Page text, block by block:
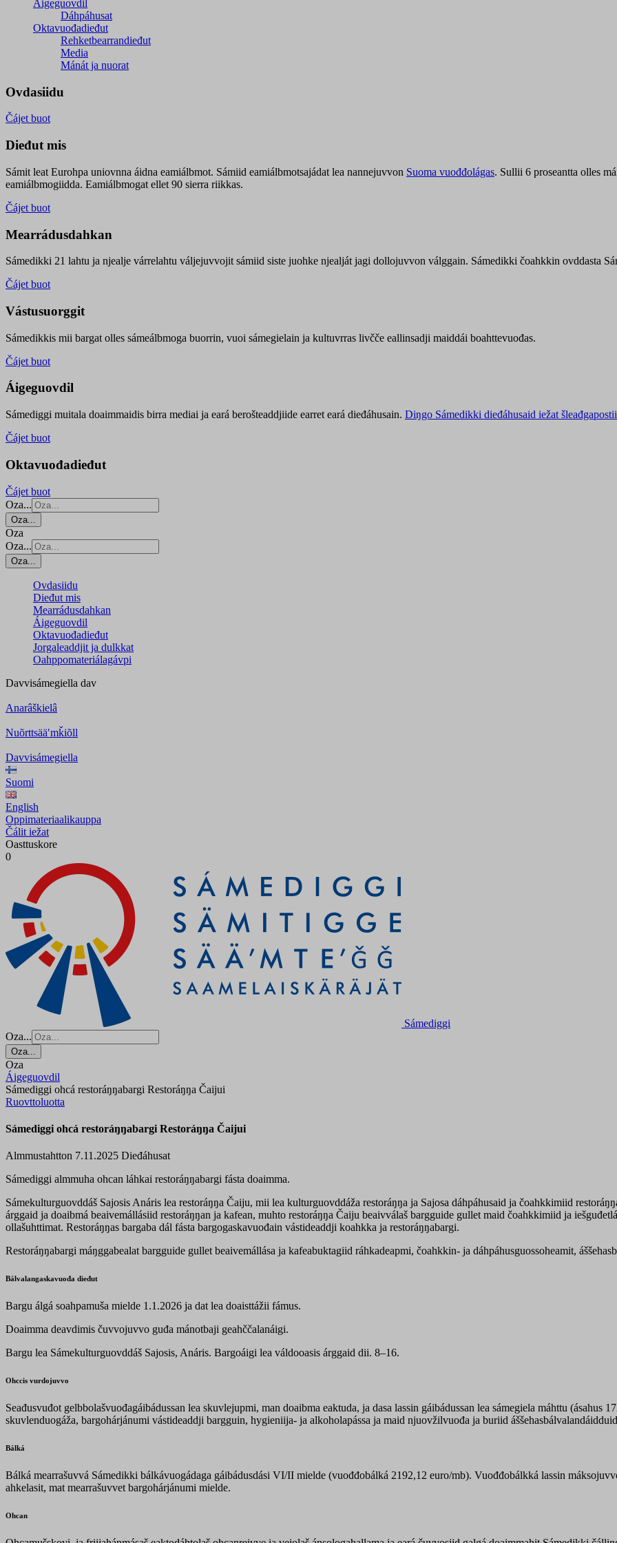
Áigeguovdil
Dáhpáhusat
Oktavuođadieđut
Rehketbearrandieđut
Media
Mánát ja nuorat
Ovdasiidu
Čájet buot
Dieđut mis
Sámit leat Eurohpa uniovnna áidna eamiálbmot. Sámiid eamiálbmotsajádat lea nannejuvvon Suoma vuođđolágas. Sullii 6 proseantta olles
eamiálbmogiidda. Eamiálbmogat ellet 90 sierra riikkas.
Čájet buot
Mearrádusdahkan
Sámedikki 21 lahtu ja njealje várrelahtu váljejuvvojit sámiid siste juohke njealját jagi dollojuvvon válggain. Sámedikki čoahkkin ovddasta
Čájet buot
Vástusuorggit
Sámedikkis mii bargat olles sámeálbmoga buorrin, vuoi sámegielain ja kultuvrras livčče eallinsadji maiddái boahttevuođas.
Čájet buot
Áigeguovdil
Sámediggi muitala doaimmaidis birra mediai ja eará berošteaddjiide earret eará dieđáhusain. Diŋgo Sámedikki dieđáhusaid iežat šleađgapostii
Čájet buot
Oktavuođadieđut
Čájet buot
Oza...
Oza...
Oza
Oza...
Oza...
Ovdasiidu
Dieđut mis
Mearrádusdahkan
Áigeguovdil
Oktavuođadieđut
Jorgaleaddjit ja dulkkat
Oahppomateriálagávpi
Davvisámegiella dav
Anarâškielâ
Nuõrttsääʹmǩiõll
Davvisámegiella
Suomi
English
Oppimateriaalikauppa
Čálit iežat
Oasttuskore
0
Sámediggi
Oza...
Oza...
Oza
Áigeguovdil
Sámediggi ohcá restoráŋŋabargi Restoráŋŋa Čaijui
Ruovttoluotta
Sámediggi ohcá restoráŋŋabargi Restoráŋŋa Čaijui
Almmustahtton 7.11.2025 Dieđáhusat
Sámediggi almmuha ohcan láhkai restoráŋŋabargi fásta doaimma.
Sámekulturguovddáš Sajosis Anáris lea restoráŋŋa Čaiju, mii lea kulturguovddáža restoráŋŋa ja Sajosa dáhpáhusaid ja čoahkkimiid
árggaid ja doaibmá beaivemállásiid restoráŋŋan ja kafean, muhto restoráŋŋa Čaiju beaivválaš bargguide gullet maid čoahkkimiid ja
ollašuhttimat. Restoráŋŋas bargaba dál fásta bargogaskavuođain vástideaddji koahkka ja restoráŋŋabargi.
Restoráŋŋabargi máŋggabealat bargguide gullet beaivemállása ja kafeabuktagiid ráhkadeapmi, čoahkkin- ja dáhpáhusguossoheamit,
Bálvalangaskavuođa dieđut
Bargu álgá soahpamuša mielde 1.1.2026 ja dat lea doaisttážii fámus.
Doaimma deavdimis čuvvojuvvo guđa mánotbaji geahččalanáigi.
Bargu lea Sámekulturguovddáš Sajosis, Anáris. Bargoáigi lea váldooasis árggaid dii. 8–16.
Ohccis vurdojuvvo
Seađusvuđot gelbbolašvuođagáibádussan lea skuvlejupmi, man doaibma eaktuda, ja dasa lassin gáibádussan lea sámegiela máhttu (ásahus
skuvlenduogáža, bargohárjánumi vástideaddji bargguin, hygieniija- ja alkoholapássa ja maid njuovžilvuođa ja buriid
Bálká
Bálká mearrašuvvá Sámedikki bálkávuogádaga gáibádusdási VI/II mielde (vuođđobálká 2192,12 euro/mb). Vuođđobálkká lassin
ahkelasit, mat mearrašuvvet bargohárjánumi mielde.
Ohcan